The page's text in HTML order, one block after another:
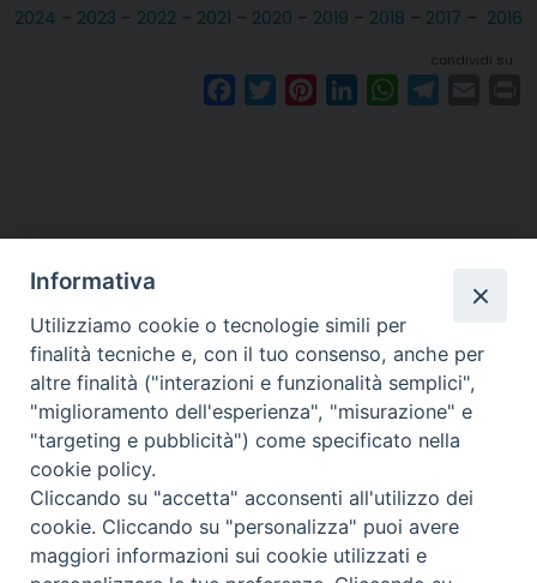
2024 – 2023 – 2022 – 2021 – 2020 – 2019 – 2018 – 2017 – 2016
condividi su
o
e
r
t
d
W
A
r
Arcidiocesi di Torino
Ufficio Liturgico
Via dell'Arcivescovado 12 - 10121 TORINO
tel. 011.5156408 - email:liturgico@diocesi.to.it
Informativa
Utilizziamo cookie o tecnologie simili per
finalità tecniche e, con il tuo consenso, anche per
altre finalità ("interazioni e funzionalità semplici",
"miglioramento dell'esperienza", "misurazione" e
"targeting e pubblicità") come specificato nella
cookie policy.
Cliccando su "accetta" acconsenti all'utilizzo dei
cookie. Cliccando su "personalizza" puoi avere
maggiori informazioni sui cookie utilizzati e